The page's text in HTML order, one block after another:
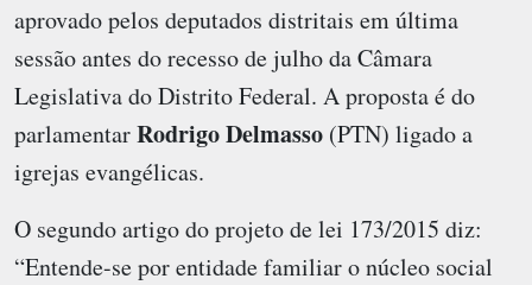
aprovado pelos deputados distritais em última
sessão antes do recesso de julho da Câmara
Legislativa do Distrito Federal. A proposta é do
parlamentarRodrigo Delmasso (PTN) ligado a
igrejas evangélicas.
O segundo artigo do projeto de lei 173/2015 diz:
“Entende-se por entidade familiar o núcleo social